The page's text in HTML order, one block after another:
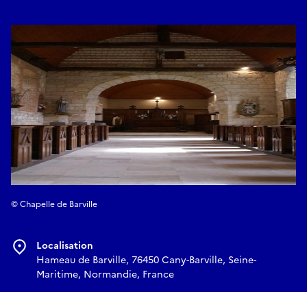
© Chapelle de Barville
Localisation
Hameau de Barville, 76450 Cany-Barville, Seine-
Maritime, Normandie, France